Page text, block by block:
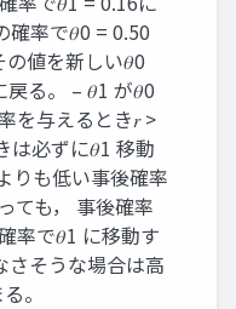
確率で𝜃0 = 0.50
値を新しい𝜃0
戻る。 – 𝜃1 が𝜃0
を与えるとき𝑟 >
は必ずに𝜃1 移動
りも低い事後確率
ても， 事後確率
率で𝜃1 に移動す
さそうな場合は高
。